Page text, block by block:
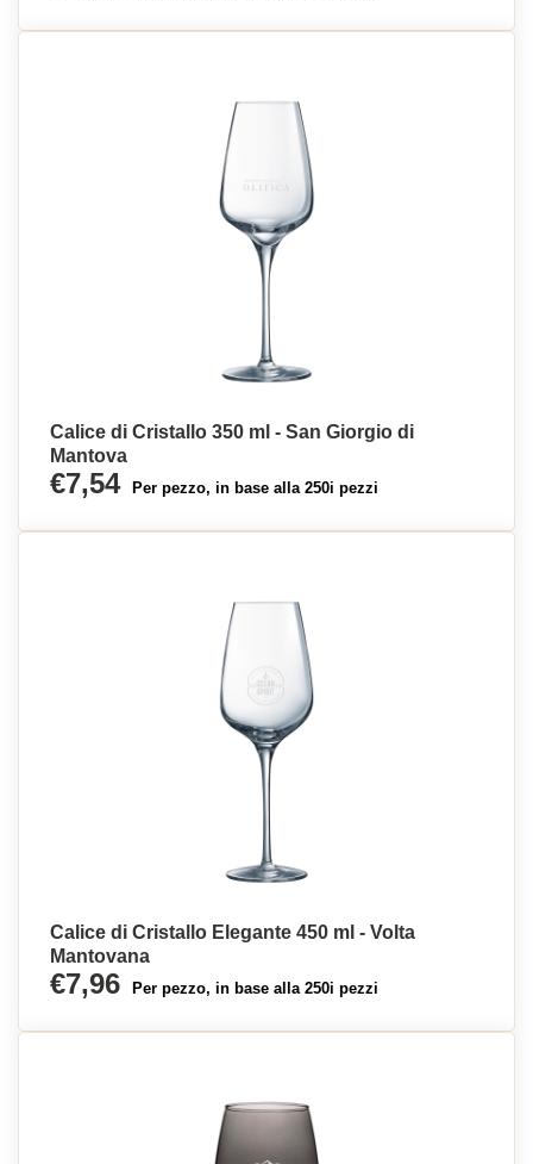
Calice di Cristallo 350 ml - San Giorgio di
Mantova
€7,54 Per pezzo, in base alla 250i pezzi
Calice di Cristallo Elegante 450 ml - Volta
Mantovana
€7,96 Per pezzo, in base alla 250i pezzi